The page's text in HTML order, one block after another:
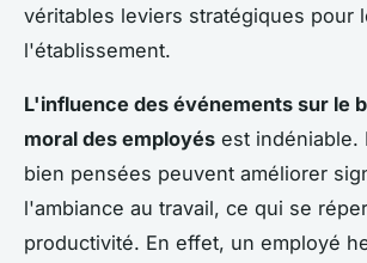
véritables leviers stratégiques pour
l'établissement.
L'influence des événements sur le
moral des employés est indéniable.
bien pensées peuvent améliorer
l'ambiance au travail, ce qui se
productivité. En effet, un employé